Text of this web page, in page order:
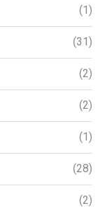
(1)
(31)
(2)
(2)
(1)
(28)
(2)